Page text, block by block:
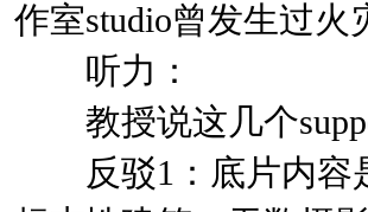
作室studio曾发生过
听力：
教授说这几个
反驳1：底片内容是